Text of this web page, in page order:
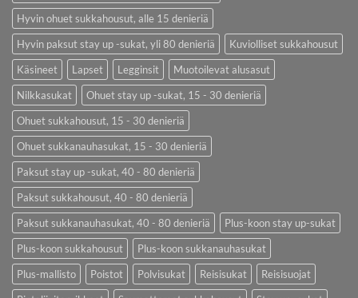
Hyvin ohuet sukkahousut, alle 15 denieriä
Hyvin paksut stay up -sukat, yli 80 denieriä
Kuviolliset sukkahousut
Käsineet
Lapset Legginsit
Muotoilevat alusasut
Nilkkasukat
Ohuet stay up -sukat, 15 - 30 denieriä
Ohuet sukkahousut, 15 - 30 denieriä
Ohuet sukkanauhasukat, 15 - 30 denieriä
Paksut stay up -sukat, 40 - 80 denieriä
Paksut sukkahousut, 40 - 80 denieriä
Paksut sukkanauhasukat, 40 - 80 denieriä
Plus-koon stay up-sukat
Plus-koon sukkahousut
Plus-koon sukkanauhasukat
Plus-mallisto
Poistot Polvisukat Reisisukat
Reisisuojat